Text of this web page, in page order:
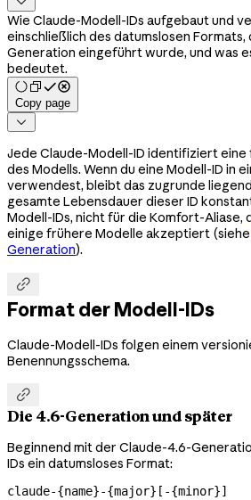
Wie Claude-Modell-IDs aufgebaut und
einschließlich des datumslosen
Generation eingeführt wurde, und was
bedeutet.
Copy page

Jede Claude-Modell-ID identifiziert
des Modells. Wenn du eine Modell-ID in
verwendest, bleibt das zugrunde
gesamte Lebensdauer dieser ID
Modell-IDs, nicht für die Komfort-Aliase,
einige frühere Modelle akzeptiert (siehe
Generation).

Format der Modell-IDs
Claude-Modell-IDs folgen einem
Benennungsschema.

Die 4.6-Generation und später
Beginnend mit der Claude-4.6-
IDs ein datumsloses Format:
claude-{name}-{major}[-{minor}]